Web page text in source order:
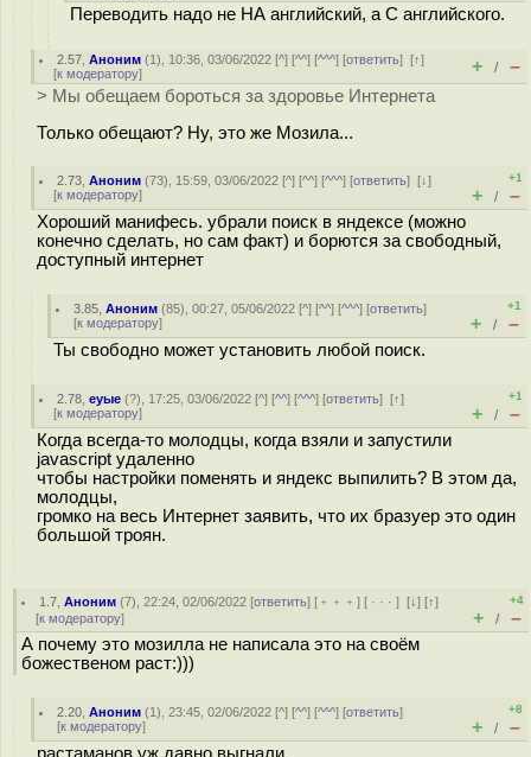
Переводить надо не НА английский, а С английского.
2.57 ,Аноним (1), 10:36, 03/06/2022 [^] [^^] [^^^] [ответить][↑]
[к модератору] + / –
> Мы обещаем бороться за здоровье Интернета
Только обещают? Ну, это же Мозила...
2.73 ,Аноним (73), 15:59, 03/06/2022 [^] [^^] [^^^] [ответить][↓]
[к модератору]
+1
+ / –
Хороший манифесь. убрали поиск в яндексе (можно
конечно сделать, но сам факт) и борются за свободный,
доступный интернет
3.85 ,Аноним (85), 00:27, 05/06/2022 [^] [^^] [^^^] [ответить]
[к модератору]
+1
+ / –
Ты свободно может установить любой поиск.
2.78 ,еуые (?), 17:25, 03/06/2022 [^] [^^] [^^^] [ответить][↑]
[к модератору]
+1
+ / –
Когда всегда-то молодцы, когда взяли и запустили
javascript удаленно
чтобы настройки поменять и яндекс выпилить? В этом да,
молодцы,
громко на весь Интернет заявить, что их бразуер это один
большой троян.
1.7 ,Аноним (7), 22:24, 02/06/2022 [ответить] [ ﹢﹢﹢] [ · · ·][↓] [↑]
[к модератору]
+4
+ / –
А почему это мозилла не написала это на своём
божественом раст:)))
2.20 ,Аноним (1), 23:45, 02/06/2022 [^] [^^] [^^^] [ответить]
[к модератору]
+8
+ / –